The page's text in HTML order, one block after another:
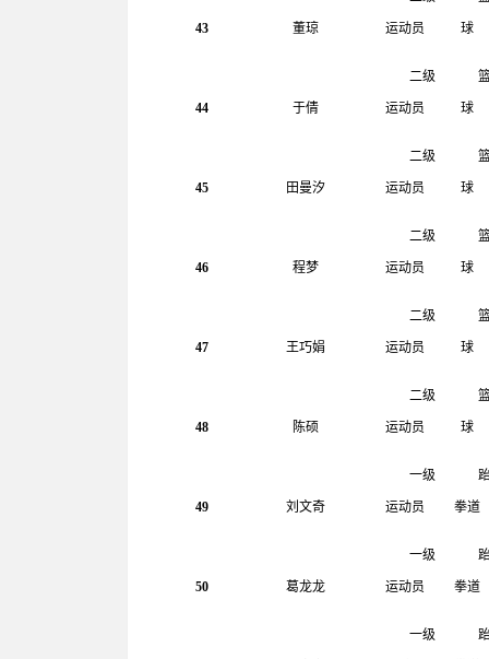
43 董琼 运动员 球
44 于倩
二级
运动员 球
45 田曼汐
二级
运动员 球
46 程梦
二级
运动员 球
47 王巧娟
二级
运动员 球
48 陈硕
二级
运动员 球
49 刘文奇
一级
运动员 拳道
50 葛龙龙
一级
运动员 拳道
一级